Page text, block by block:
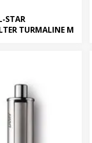
STAR
TURMALINE M